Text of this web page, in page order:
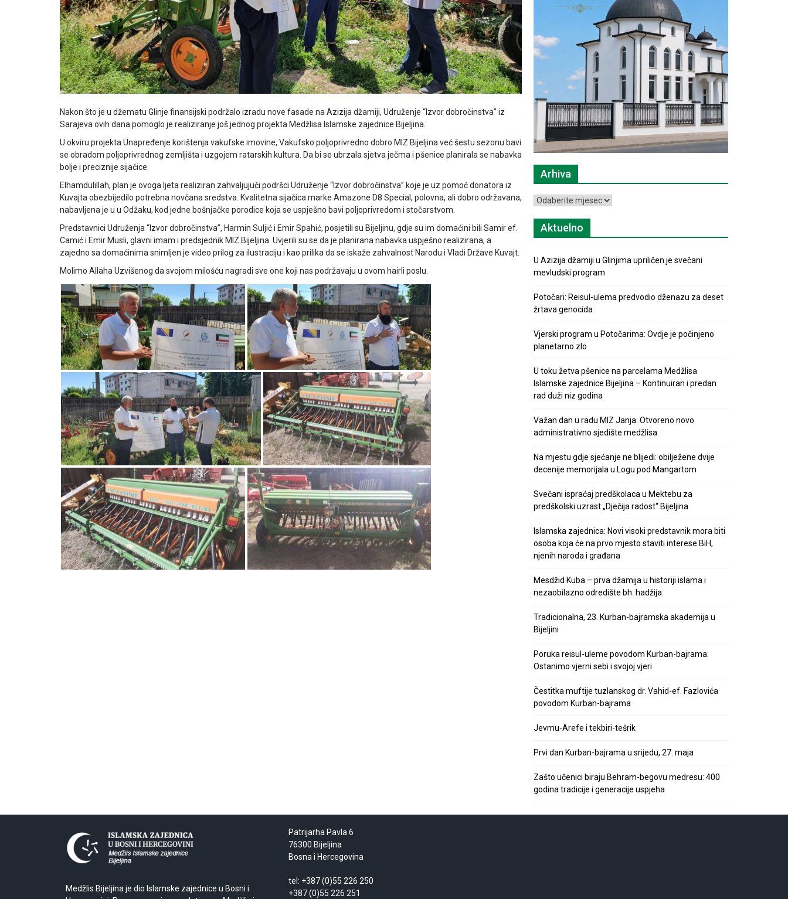
Nakon što je u džematu Glinje finansijski podržalo izradu nove fasade na Azizija džamiji, Udruženje “Izvor dobročinstva” iz
Sarajeva ovih dana pomoglo je realiziranje još jednog projekta Medžlisa Islamske zajednice Bijeljina.
U okviru projekta Unapređenje korištenja vakufske imovine, Vakufsko poljoprivredno dobro MIZ Bijeljina već šestu sezonu bavi
se obradom poljoprivrednog zemljišta i uzgojem ratarskih kultura. Da bi se ubrzala sjetva ječma i pšenice planirala se nabavka
bolje i preciznije sijačice.
Elhamdulillah, plan je ovoga ljeta realiziran zahvaljujuči podršci Udruženje “Izvor dobročinstva” koje je uz pomoć donatora iz
Kuvajta obezbijedilo potrebna novčana sredstva. Kvalitetna sijačica marke Amazone D8 Special, polovna, ali dobro održavana,
nabavljena je u u Odžaku, kod jedne bošnjačke porodice koja se uspješno bavi poljoprivredom i stočarstvom.
Predstavnici Udruženja “Izvor dobročinstva”, Harmin Suljić i Emir Spahić, posjetili su Bijeljinu, gdje su im domaćini bili Samir ef.
Camić i Emir Musli, glavni imam i predsjednik MIZ Bijeljina. Uvjerili su se da je planirana nabavka uspješno realizirana, a
zajedno sa domaćinima snimljen je video prilog za ilustraciju i kao prilika da se iskaže zahvalnost Narodu i Vladi Države Kuvajt.
Molimo Allaha Uzvišenog da svojom milošću nagradi sve one koji nas podržavaju u ovom hairli poslu.
Arhiva
Arhiva
Aktuelno
U Azizija džamiji u Glinjima upriličen je svečani
mevludski program
Potočari: Reisul-ulema predvodio dženazu za deset
žrtava genocida
Vjerski program u Potočarima: Ovdje je počinjeno
planetarno zlo
U toku žetva pšenice na parcelama Medžlisa
Islamske zajednice Bijeljina – Kontinuiran i predan
rad duži niz godina
Važan dan u radu MIZ Janja: Otvoreno novo
administrativno sjedište medžlisa
Na mjestu gdje sjećanje ne blijedi: obilježene dvije
decenije memorijala u Logu pod Mangartom
Svečani ispraćaj predškolaca u Mektebu za
predškolski uzrast „Dječija radost“ Bijeljina
Islamska zajednica: Novi visoki predstavnik mora biti
osoba koja će na prvo mjesto staviti interese BiH,
njenih naroda i građana
Mesdžid Kuba – prva džamija u historiji islama i
nezaobilazno odredište bh. hadžija
Tradicionalna, 23. Kurban-bajramska akademija u
Bijeljini
Poruka reisul-uleme povodom Kurban-bajrama:
Ostanimo vjerni sebi i svojoj vjeri
Čestitka muftije tuzlanskog dr. Vahid-ef. Fazlovića
povodom Kurban-bajrama
Jevmu-Arefe i tekbiri-tešrik
Prvi dan Kurban-bajrama u srijedu, 27. maja
Zašto učenici biraju Behram-begovu medresu: 400
godina tradicije i generacije uspjeha
Medžlis Bijeljina je dio Islamske zajednice u Bosni i
Patrijarha Pavla 6
76300 Bijeljina
Bosna i Hercegovina
tel: +387 (0)55 226 250
+387 (0)55 226 251